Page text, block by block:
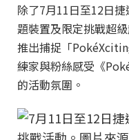
除了7月11日至12日
題裝置及限定挑戰超
推出捕捉「
練家與粉絲感受《
的活動氛圍。